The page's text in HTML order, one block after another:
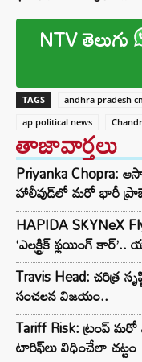
NTV తెలుగు
TAGS andhra pradesh
ap political news
తాజావార్తలు
Priyanka Chopra:
హాలీవుడ్‌లో మరో భారీ
HAPIDA SKYNeX
‘ఎలక్ట్రిక్ ఫ్లయింగ్
Travis Head: చరిత్ర
సంచలన విజయం..
Tariff Risk: ట్రంప్
టారిఫ్‌లు విధించేలా చట్టం